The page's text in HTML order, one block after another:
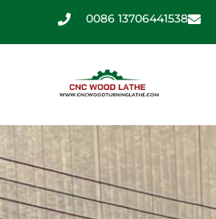
뛰
기
0086 13706441538